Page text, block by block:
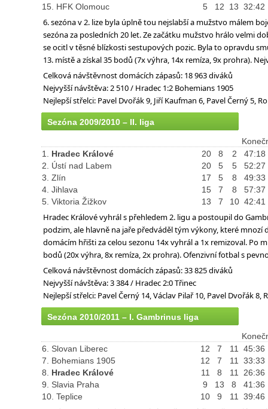
15. HFK Olomouc
5 12 13 32:42
6. sezóna v 2. lize byla úplně tou nejslabší a mužstvo málem
sezóna za posledních 20 let. Ze začátku mužstvo hrálo velmi
se ocitl v těsné blízkosti sestupových pozic. Byla to opravdu
13. místě a získal 35 bodů (7x výhra, 14x remíza, 9x prohra).
Celková návštěvnost domácích zápasů: 18 963 diváků
Nejvyšší návštěva: 2 510 / Hradec 1:2 Bohemians 1905
Nejlepší střelci: Pavel Dvořák 9, Jiří Kaufman 6, Pavel Černý 5,
Sezóna 2009/2010 – II. liga
1. Hradec Králové 20 8 2
47:18
2. Ústí nad Labem
20 5 5
52:27
3. Zlín
17 5 8
49:33
4. Jihlava
15 7 8
57:37
5. Viktoria Žižkov
13 7 10 42:41
Hradec Králové vyhrál s přehledem 2. ligu a postoupil do
podzim, ale hlavně na jaře předváděl tým výkony, které
domácím hřišti za celou sezonu 14x vyhrál a 1x remizoval. Po
bodů (20x výhra, 8x remíza, 2x prohra). Ofenzivní fotbal s
Celková návštěvnost domácích zápasů: 33 825 diváků
Nejvyšší návštěva: 3 384 / Hradec 2:0 Třinec
Nejlepší střelci: Pavel Černý 14, Václav Pilař 10, Pavel Dvořák
Sezóna 2010/2011 – I. Gambrinus liga
6. Slovan Liberec
12 7 11
45:36
7. Bohemians 1905
12 7 11
33:33
8. Hradec Králové 11 8 11
26:36
9. Slavia Praha
9 13 8
41:36
10. Teplice
10 9 11 39:46